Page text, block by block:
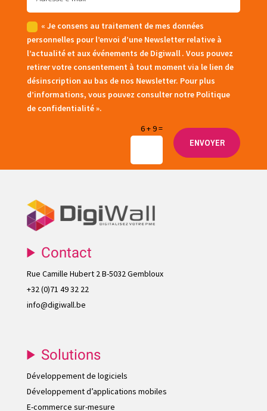
« Je consens au traitement de mes données
personnelles pour l’envoi d’une Newsletter relative à
l’actualité et aux événements de Digiwall . Vous pouvez
retirer votre consentement à tout moment via le lien de
désinscription au bas de nos Newsletter. Pour plus
d’informations, vous pouvez consulter notre Politique
de confidentialité ».
6 + 9=
ENVOYER
Contact
Rue Camille Hubert 2 B-5032 Gembloux
+32 (0)71 49 32 22
info@digiwall.be
Solutions
Développement de logiciels
Développement d’applications mobiles
E-commerce sur-mesure